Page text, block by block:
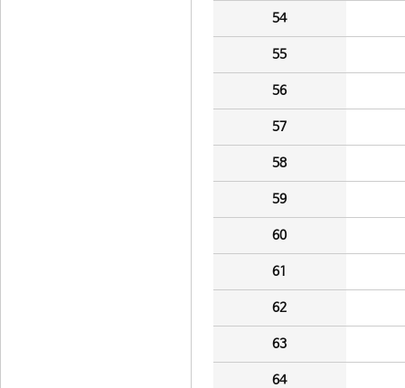
54
55
56
57
58
59
60
61
62
63
64